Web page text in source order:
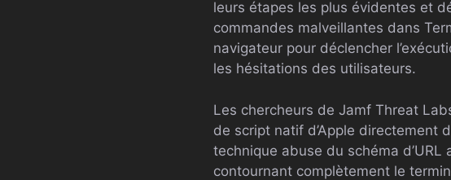
leurs étapes les plus évidentes et
commandes malveillantes dans
navigateur pour déclencher
les hésitations des utilisateurs.
Les chercheurs de Jamf Threat
de script natif d’Apple directement
technique abuse du schéma
contournant complètement le